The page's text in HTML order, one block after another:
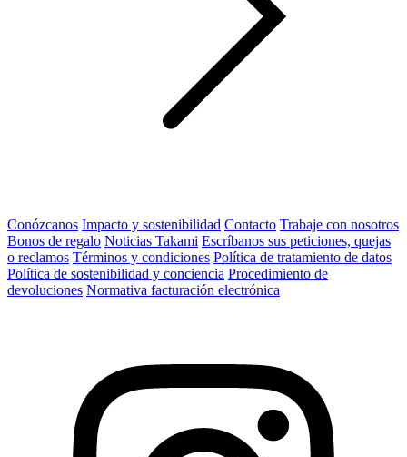
Conózcanos Impacto y sostenibilidad Contacto Trabaje con nosotros
Bonos de regalo Noticias Takami Escríbanos sus peticiones, quejas
o reclamos Términos y condiciones Política de tratamiento de datos
Política de sostenibilidad y conciencia Procedimiento de
devoluciones Normativa facturación electrónica